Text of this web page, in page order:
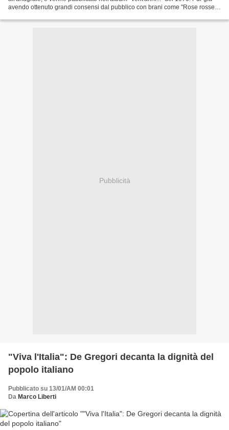
avendo ottenuto grandi consensi dal pubblico con brani come "Rose rosse"
Pubblicità
"Viva l'Italia": De Gregori decanta la dignità del
popolo italiano
Pubblicato su 13/01/AM 00:01
Da Marco Liberti